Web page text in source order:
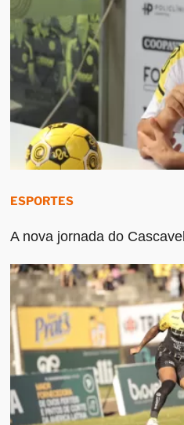
ESPORTES
A nova jornada do